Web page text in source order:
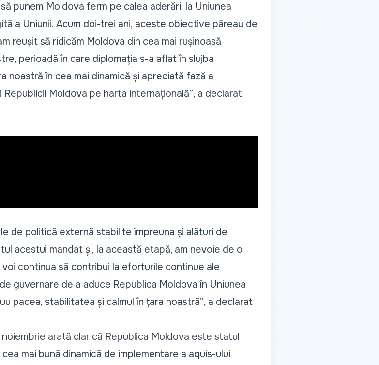
punem Moldova ferm pe calea aderării la Uniunea
a Uniunii. Acum doi-trei ani, aceste obiective păreau de
reușit să ridicăm Moldova din cea mai rușinoasă
perioadă în care diplomația s-a aflat în slujba
noastră în cea mai dinamică și apreciată fază a
Moldova pe harta internațională”, a declarat
de politică externă stabilite împreuna și alături de
acestui mandat și, la această etapă, am nevoie de o
voi continua să contribui la eforturile continue ale
guvernare de a aduce Republica Moldova în Uniunea
pacea, stabilitatea și calmul în țara noastră”, a declarat
arată clar că Republica Moldova este statul
mai bună dinamică de implementare a aquis-ului